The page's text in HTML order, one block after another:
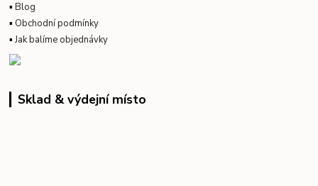
▪Blog
▪ Obchodní podmínky
▪Jak balíme objednávky
Sklad & výdejní místo